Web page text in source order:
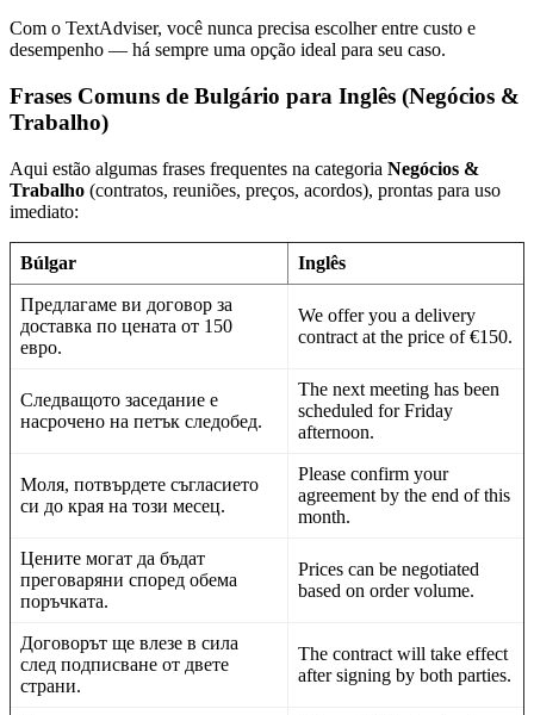
Com o TextAdviser, você nunca precisa escolher entre custo e
desempenho — há sempre uma opção ideal para seu caso.
Frases Comuns de Bulgário para Inglês (Negócios &
Trabalho)
Aqui estão algumas frases frequentes na categoria Negócios &
Trabalho (contratos, reuniões, preços, acordos), prontas para uso
imediato:
Búlgar Inglês
Предлагаме ви договор за
доставка по цената от 150
евро.
We offer you a delivery
contract at the price of €150.
Следващото заседание е
насрочено на петък следобед.
The next meeting has been
scheduled for Friday
afternoon.
Моля, потвърдете съгласието
си до края на този месец.
Please confirm your
agreement by the end of this
month.
Цените могат да бъдат
преговаряни според обема
поръчката.
Prices can be negotiated
based on order volume.
Договорът ще влезе в сила
след подписване от двете
страни.
The contract will take effect
after signing by both parties.